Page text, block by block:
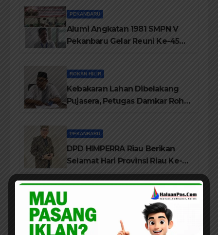
PEKANBARU
Alumi Angkatan 1981 SMPN V
Pekanbaru Gelar Reuni Ke-45
ROKAN HILIR
Kebakaran Lahan Dibelakang
Pujasera, Petugas Damkar Rohil
PEKANBARU
DPD HIMPERRA Riau Berikan
Selamat Hari Provinsi Riau Ke-
69, Semoga Provinsi Riau Terus
Maju
Sukses Gelar Festival Kampung
Literasi, Lembaga Tepak Sirih
Terima Piagam Penghargaan